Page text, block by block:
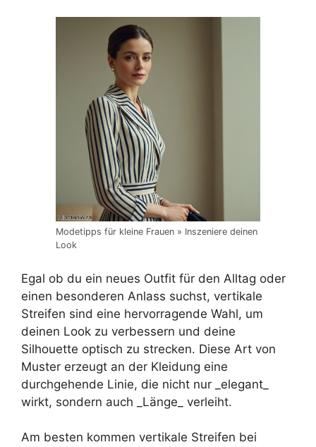
Modetipps für kleine Frauen » Inszeniere deinen
Look
Egal ob du ein neues Outfit für den Alltag oder
einen besonderen Anlass suchst, vertikale
Streifen sind eine hervorragende Wahl, um
deinen Look zu verbessern und deine
Silhouette optisch zu strecken. Diese Art von
Muster erzeugt an der Kleidung eine
durchgehende Linie, die nicht nur _elegant_
wirkt, sondern auch _Länge_ verleiht.
Am besten kommen vertikale Streifen bei